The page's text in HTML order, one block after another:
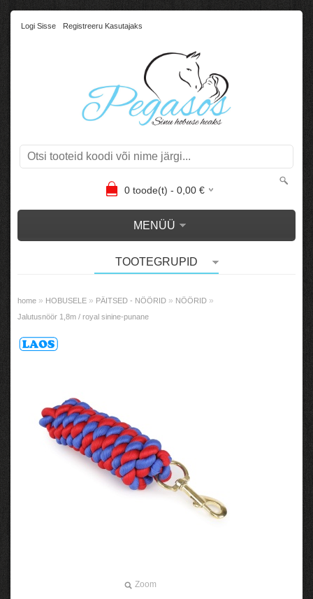
Logi Sisse Registreeru Kasutajaks
0toode(t) - 0,00€
MENÜÜ
TOOTEGRUPID
home » HOBUSELE » PÄITSED - NÖÖRID » NÖÖRID »
Jalutusnöör 1,8m / royal sinine-punane
Zoom